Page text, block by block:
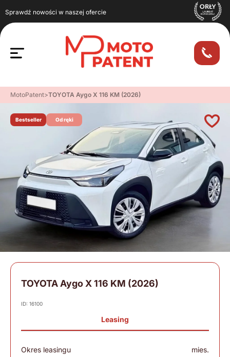
Sprawdź nowości w naszej ofercie
MotoPatent>TOYOTA Aygo X 116 KM (2026)
Bestseller Od ręki
TOYOTA Aygo X 116 KM (2026)
ID: 16100
Leasing
Okres leasingu mies.